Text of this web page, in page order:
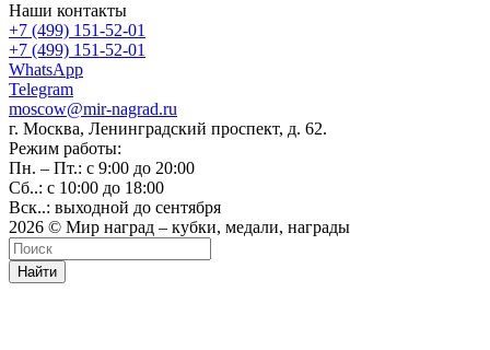
Наши контакты
+7 (499) 151-52-01
+7 (499) 151-52-01
WhatsApp
Telegram
moscow@mir-nagrad.ru
г. Москва, Ленинградский проспект, д. 62.
Режим работы:
Пн. – Пт.: с 9:00 до 20:00
Сб..: с 10:00 до 18:00
Вск..: выходной до сентября
2026 © Мир наград – кубки, медали, награды
Найти